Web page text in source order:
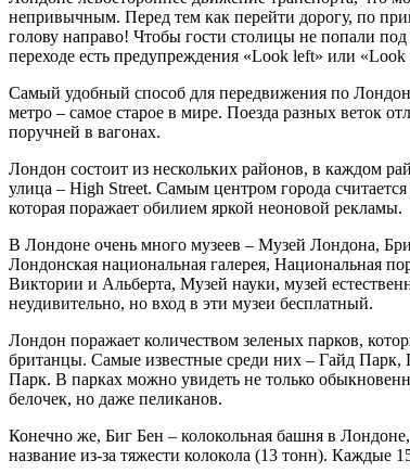
непривычным. Перед тем как перейти дорогу, по
голову направо! Чтобы гости столицы не попали
переходе есть предупреждения «Look left» или «Look
Самый удобный способ для передвижения по
метро – самое старое в мире. Поезда разных веток
поручней в вагонах.
Лондон состоит из нескольких районов, в каждом
улица – High Street. Самым центром города
которая поражает обилием яркой неоновой рекламы.
В Лондоне очень много музеев – Музей Лондона,
Лондонская национальная галерея, Национальная
Виктории и Альберта, Музей науки, музей
неудивительно, но вход в эти музеи бесплатный.
Лондон поражает количеством зеленых парков,
британцы. Самые известные среди них – Гайд
Парк. В парках можно увидеть не только
белочек, но даже пеликанов.
Конечно же, Биг Бен – колокольная башня в Лондоне,
название из-за тяжести колокола (13 тонн). Каждые